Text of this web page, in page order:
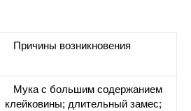
Причины возникновения
Мука с большим содержанием
клейковины; длительный замес;